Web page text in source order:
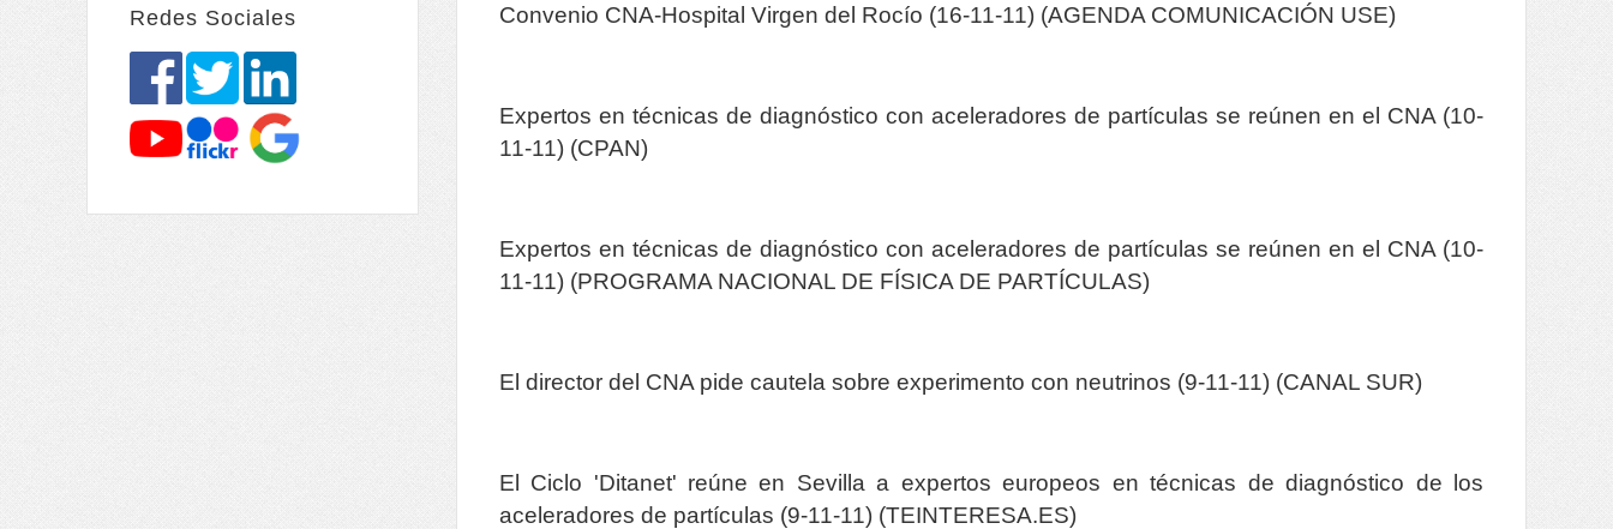
Redes Sociales Convenio CNA-Hospital Virgen del Rocío (16-11-11) (AGENDA COMUNICACIÓN USE)
Expertos en técnicas de diagnóstico con aceleradores de partículas se reúnen en el CNA (10-
11-11) (CPAN)
Expertos en técnicas de diagnóstico con aceleradores de partículas se reúnen en el CNA (10-
11-11) (PROGRAMA NACIONAL DE FÍSICA DE PARTÍCULAS)
El director del CNA pide cautela sobre experimento con neutrinos (9-11-11) (CANAL SUR)
El Ciclo 'Ditanet' reúne en Sevilla a expertos europeos en técnicas de diagnóstico de los
aceleradores de partículas (9-11-11) (TEINTERESA.ES)